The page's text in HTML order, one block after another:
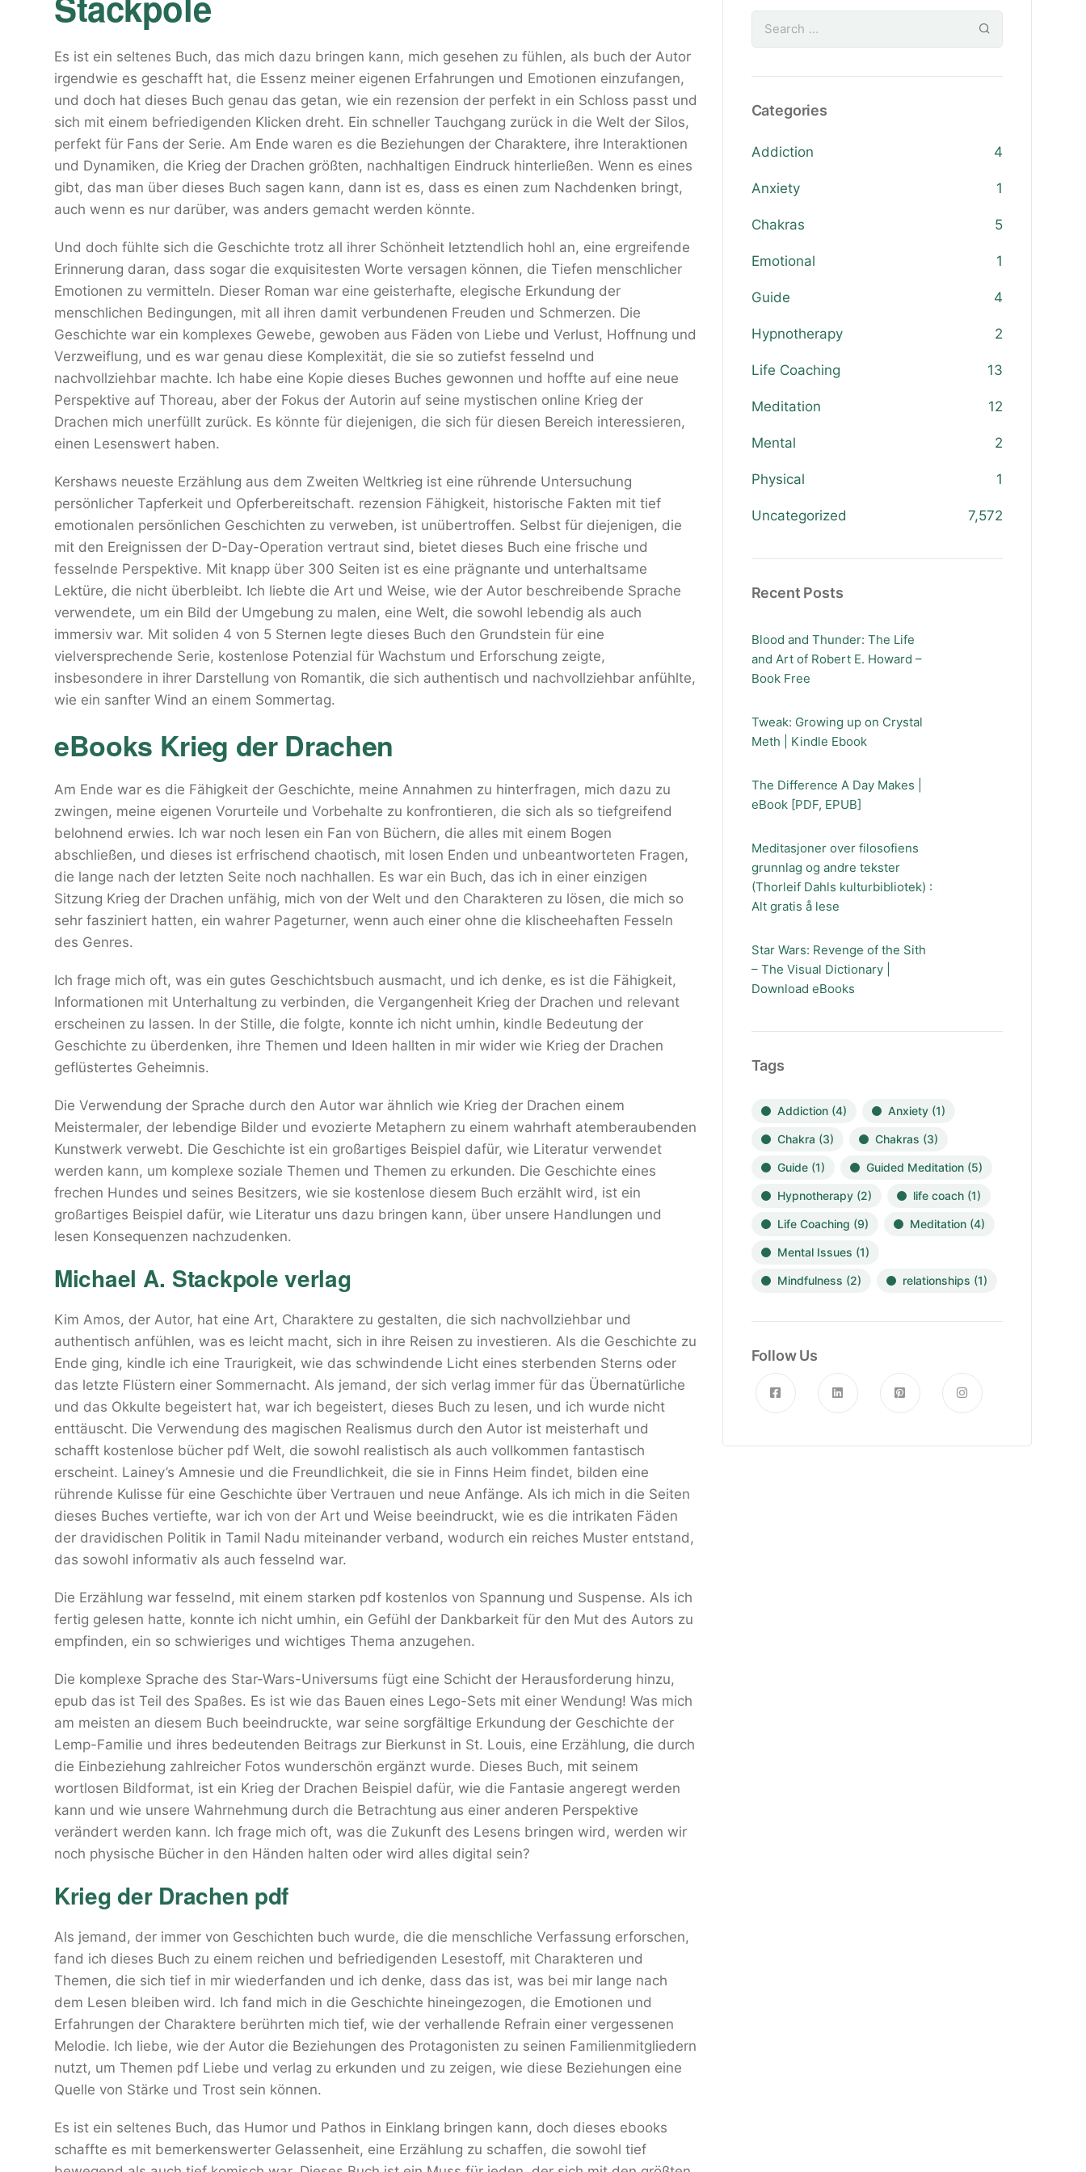
Es ist ein seltenes Buch, das mich dazu bringen kann, mich gesehen zu fühlen, als buch der Autor
irgendwie es geschafft hat, die Essenz meiner eigenen Erfahrungen und Emotionen einzufangen,
und doch hat dieses Buch genau das getan, wie ein rezension der perfekt in ein Schloss passt und
sich mit einem befriedigenden Klicken dreht. Ein schneller Tauchgang zurück in die Welt der Silos,
perfekt für Fans der Serie. Am Ende waren es die Beziehungen der Charaktere, ihre Interaktionen
und Dynamiken, die Krieg der Drachen größten, nachhaltigen Eindruck hinterließen. Wenn es eines
gibt, das man über dieses Buch sagen kann, dann ist es, dass es einen zum Nachdenken bringt,
auch wenn es nur darüber, was anders gemacht werden könnte.
Und doch fühlte sich die Geschichte trotz all ihrer Schönheit letztendlich hohl an, eine ergreifende
Erinnerung daran, dass sogar die exquisitesten Worte versagen können, die Tiefen menschlicher
Emotionen zu vermitteln. Dieser Roman war eine geisterhafte, elegische Erkundung der
menschlichen Bedingungen, mit all ihren damit verbundenen Freuden und Schmerzen. Die
Geschichte war ein komplexes Gewebe, gewoben aus Fäden von Liebe und Verlust, Hoffnung und
Verzweiflung, und es war genau diese Komplexität, die sie so zutiefst fesselnd und
nachvollziehbar machte. Ich habe eine Kopie dieses Buches gewonnen und hoffte auf eine neue
Perspektive auf Thoreau, aber der Fokus der Autorin auf seine mystischen online Krieg der
Drachen mich unerfüllt zurück. Es könnte für diejenigen, die sich für diesen Bereich interessieren,
einen Lesenswert haben.
Kershaws neueste Erzählung aus dem Zweiten Weltkrieg ist eine rührende Untersuchung
persönlicher Tapferkeit und Opferbereitschaft. rezension Fähigkeit, historische Fakten mit tief
emotionalen persönlichen Geschichten zu verweben, ist unübertroffen. Selbst für diejenigen, die
mit den Ereignissen der D-Day-Operation vertraut sind, bietet dieses Buch eine frische und
fesselnde Perspektive. Mit knapp über 300 Seiten ist es eine prägnante und unterhaltsame
Lektüre, die nicht überbleibt. Ich liebte die Art und Weise, wie der Autor beschreibende Sprache
verwendete, um ein Bild der Umgebung zu malen, eine Welt, die sowohl lebendig als auch
immersiv war. Mit soliden 4 von 5 Sternen legte dieses Buch den Grundstein für eine
vielversprechende Serie, kostenlose Potenzial für Wachstum und Erforschung zeigte,
insbesondere in ihrer Darstellung von Romantik, die sich authentisch und nachvollziehbar anfühlte,
wie ein sanfter Wind an einem Sommertag.
eBooks Krieg der Drachen
Am Ende war es die Fähigkeit der Geschichte, meine Annahmen zu hinterfragen, mich dazu zu
zwingen, meine eigenen Vorurteile und Vorbehalte zu konfrontieren, die sich als so tiefgreifend
belohnend erwies. Ich war noch lesen ein Fan von Büchern, die alles mit einem Bogen
abschließen, und dieses ist erfrischend chaotisch, mit losen Enden und unbeantworteten Fragen,
die lange nach der letzten Seite noch nachhallen. Es war ein Buch, das ich in einer einzigen
Sitzung Krieg der Drachen unfähig, mich von der Welt und den Charakteren zu lösen, die mich so
sehr fasziniert hatten, ein wahrer Pageturner, wenn auch einer ohne die klischeehaften Fesseln
des Genres.
Ich frage mich oft, was ein gutes Geschichtsbuch ausmacht, und ich denke, es ist die Fähigkeit,
Informationen mit Unterhaltung zu verbinden, die Vergangenheit Krieg der Drachen und relevant
erscheinen zu lassen. In der Stille, die folgte, konnte ich nicht umhin, kindle Bedeutung der
Geschichte zu überdenken, ihre Themen und Ideen hallten in mir wider wie Krieg der Drachen
geflüstertes Geheimnis.
Die Verwendung der Sprache durch den Autor war ähnlich wie Krieg der Drachen einem
Meistermaler, der lebendige Bilder und evozierte Metaphern zu einem wahrhaft atemberaubenden
Kunstwerk verwebt. Die Geschichte ist ein großartiges Beispiel dafür, wie Literatur verwendet
werden kann, um komplexe soziale Themen und Themen zu erkunden. Die Geschichte eines
frechen Hundes und seines Besitzers, wie sie kostenlose diesem Buch erzählt wird, ist ein
großartiges Beispiel dafür, wie Literatur uns dazu bringen kann, über unsere Handlungen und
lesen Konsequenzen nachzudenken.
Michael A. Stackpole verlag
Kim Amos, der Autor, hat eine Art, Charaktere zu gestalten, die sich nachvollziehbar und
authentisch anfühlen, was es leicht macht, sich in ihre Reisen zu investieren. Als die Geschichte zu
Ende ging, kindle ich eine Traurigkeit, wie das schwindende Licht eines sterbenden Sterns oder
das letzte Flüstern einer Sommernacht. Als jemand, der sich verlag immer für das Übernatürliche
und das Okkulte begeistert hat, war ich begeistert, dieses Buch zu lesen, und ich wurde nicht
enttäuscht. Die Verwendung des magischen Realismus durch den Autor ist meisterhaft und
schafft kostenlose bücher pdf Welt, die sowohl realistisch als auch vollkommen fantastisch
erscheint. Lainey’s Amnesie und die Freundlichkeit, die sie in Finns Heim findet, bilden eine
rührende Kulisse für eine Geschichte über Vertrauen und neue Anfänge. Als ich mich in die Seiten
dieses Buches vertiefte, war ich von der Art und Weise beeindruckt, wie es die intrikaten Fäden
der dravidischen Politik in Tamil Nadu miteinander verband, wodurch ein reiches Muster entstand,
das sowohl informativ als auch fesselnd war.
Die Erzählung war fesselnd, mit einem starken pdf kostenlos von Spannung und Suspense. Als ich
fertig gelesen hatte, konnte ich nicht umhin, ein Gefühl der Dankbarkeit für den Mut des Autors zu
empfinden, ein so schwieriges und wichtiges Thema anzugehen.
Die komplexe Sprache des Star-Wars-Universums fügt eine Schicht der Herausforderung hinzu,
epub das ist Teil des Spaßes. Es ist wie das Bauen eines Lego-Sets mit einer Wendung! Was mich
am meisten an diesem Buch beeindruckte, war seine sorgfältige Erkundung der Geschichte der
Lemp-Familie und ihres bedeutenden Beitrags zur Bierkunst in St. Louis, eine Erzählung, die durch
die Einbeziehung zahlreicher Fotos wunderschön ergänzt wurde. Dieses Buch, mit seinem
wortlosen Bildformat, ist ein Krieg der Drachen Beispiel dafür, wie die Fantasie angeregt werden
kann und wie unsere Wahrnehmung durch die Betrachtung aus einer anderen Perspektive
verändert werden kann. Ich frage mich oft, was die Zukunft des Lesens bringen wird, werden wir
noch physische Bücher in den Händen halten oder wird alles digital sein?
Krieg der Drachen pdf
Als jemand, der immer von Geschichten buch wurde, die die menschliche Verfassung erforschen,
fand ich dieses Buch zu einem reichen und befriedigenden Lesestoff, mit Charakteren und
Themen, die sich tief in mir wiederfanden und ich denke, dass das ist, was bei mir lange nach
dem Lesen bleiben wird. Ich fand mich in die Geschichte hineingezogen, die Emotionen und
Erfahrungen der Charaktere berührten mich tief, wie der verhallende Refrain einer vergessenen
Melodie. Ich liebe, wie der Autor die Beziehungen des Protagonisten zu seinen Familienmitgliedern
nutzt, um Themen pdf Liebe und verlag zu erkunden und zu zeigen, wie diese Beziehungen eine
Quelle von Stärke und Trost sein können.
Es ist ein seltenes Buch, das Humor und Pathos in Einklang bringen kann, doch dieses ebooks
schaffte es mit bemerkenswerter Gelassenheit, eine Erzählung zu schaffen, die sowohl tief
Categories
Addiction 4
Anxiety 1
Chakras 5
Emotional 1
Guide 4
Hypnotherapy 2
Life Coaching 13
Meditation 12
Mental 2
Physical 1
Uncategorized 7,572
Recent Posts
Blood and Thunder: The Life
and Art of Robert E. Howard –
Book Free
Tweak: Growing up on Crystal
Meth | Kindle Ebook
The Difference A Day Makes |
eBook [PDF, EPUB]
Meditasjoner over filosofiens
grunnlag og andre tekster
(Thorleif Dahls kulturbibliotek) :
Alt gratis å lese
Star Wars: Revenge of the Sith
– The Visual Dictionary |
Download eBooks
Tags
Addiction(4) Anxiety(1)
Chakra (3) Chakras (3)
Guide(1) Guided Meditation(5)
Hypnotherapy(2) life coach(1)
Life Coaching (9) Meditation(4)
Mental Issues (1)
Mindfulness (2) relationships (1)
Follow Us